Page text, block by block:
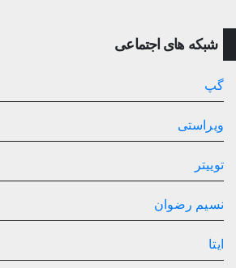
شبکه های اجتماعی
گپ
ویراستی
توییتر
نسیم رضوان
ایتا